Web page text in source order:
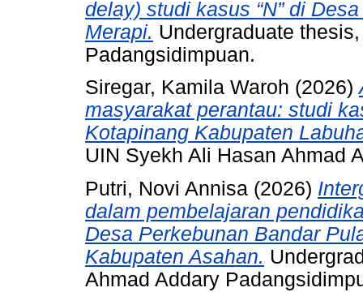
delay) studi kasus “N” di
Merapi. Undergraduate
Padangsidimpuan.
Siregar, Kamila Waroh (2026)
masyarakat perantau: studi
Kotapinang Kabupaten
UIN Syekh Ali Hasan Ahmad
Putri, Novi Annisa (2026)
dalam pembelajaran
Desa Perkebunan Bandar
Kabupaten Asahan.
Ahmad Addary